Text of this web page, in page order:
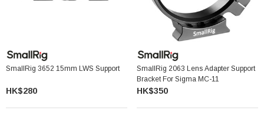
SmallRig 3652 15mm LWS Support
HK$280
SmallRig 2063 Lens Adapter Support
Bracket For Sigma MC-11
HK$350